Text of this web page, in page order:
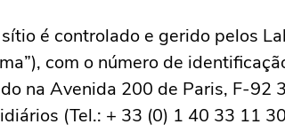
é controlado e gerido pelos
com o número de
na Avenida 200 de Paris, F-92
(Tel.: + 33 (0) 1 40 33 11